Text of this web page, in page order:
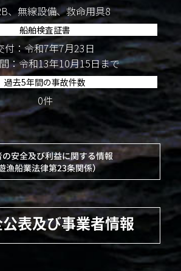
、無線設備、救命用具8
船舶検査証書
付：令和7年7月23日
：令和13年10月15日まで
過去5年間の事故件数
0件